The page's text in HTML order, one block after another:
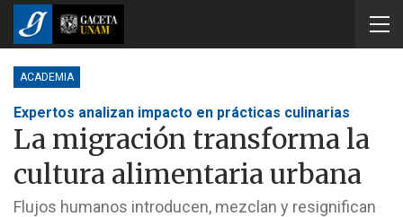
ACADEMIA
Expertos analizan impacto en prácticas culinarias
La migración transforma la
cultura alimentaria urbana
Flujos humanos introducen, mezclan y resignifican